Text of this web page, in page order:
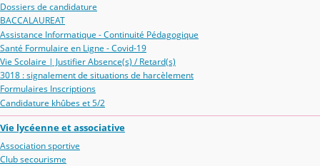
Dossiers de candidature
BACCALAUREAT
Assistance Informatique - Continuité Pédagogique
Santé Formulaire en Ligne - Covid-19
Vie Scolaire | Justifier Absence(s) / Retard(s)
3018 : signalement de situations de harcèlement
Formulaires Inscriptions
Candidature khûbes et 5/2
Vie lycéenne et associative
Association sportive
Club secourisme